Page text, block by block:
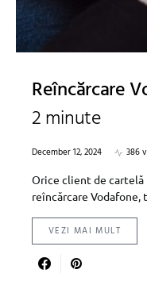
Reîncărcare
2 minute
December 12, 2024 386
Orice client de cartelă
reîncărcare
VEZI MAI MULT